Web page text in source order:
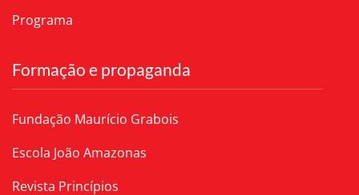
Programa
Formação e propaganda
Fundação Maurício Grabois
Escola João Amazonas
Revista Princípios